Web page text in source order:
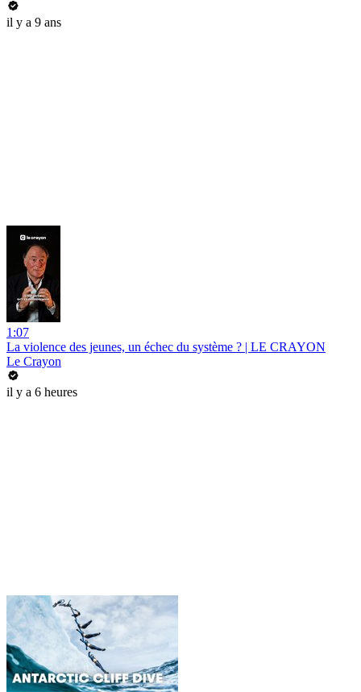
il y a 9 ans
1:07
La violence des jeunes, un échec du système ? | LE CRAYON
Le Crayon
il y a 6 heures